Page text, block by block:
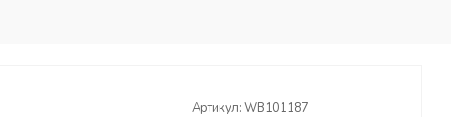
Артикул: WB101187